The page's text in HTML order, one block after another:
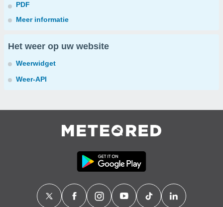
PDF
Meer informatie
Het weer op uw website
Weerwidget
Weer-API